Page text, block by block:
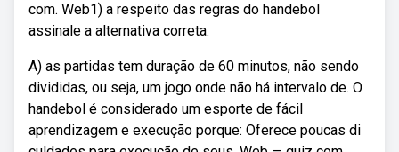
com. Web1) a respeito das regras do handebol
assinale a alternativa correta.
A) as partidas tem duração de 60 minutos, não sendo
divididas, ou seja, um jogo onde não há intervalo de. O
handebol é considerado um esporte de fácil
aprendizagem e execução porque: Oferece poucas di